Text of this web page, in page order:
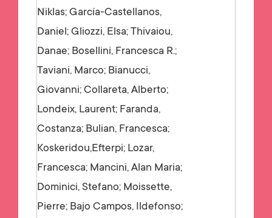
Niklas; García-Castellanos,
Daniel; Gliozzi, Elsa; Thivaiou,
Danae; Bosellini, Francesca R.;
Taviani, Marco; Bianucci,
Giovanni; Collareta, Alberto;
Londeix, Laurent; Faranda,
Costanza; Bulian, Francesca;
Koskeridou,Efterpi; Lozar,
Francesca; Mancini, Alan Maria;
Dominici, Stefano; Moissette,
Pierre; Bajo Campos, Ildefonso;